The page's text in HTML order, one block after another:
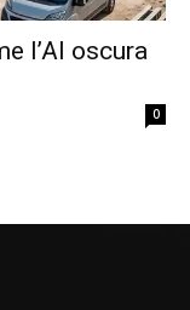
l’AI oscura
0